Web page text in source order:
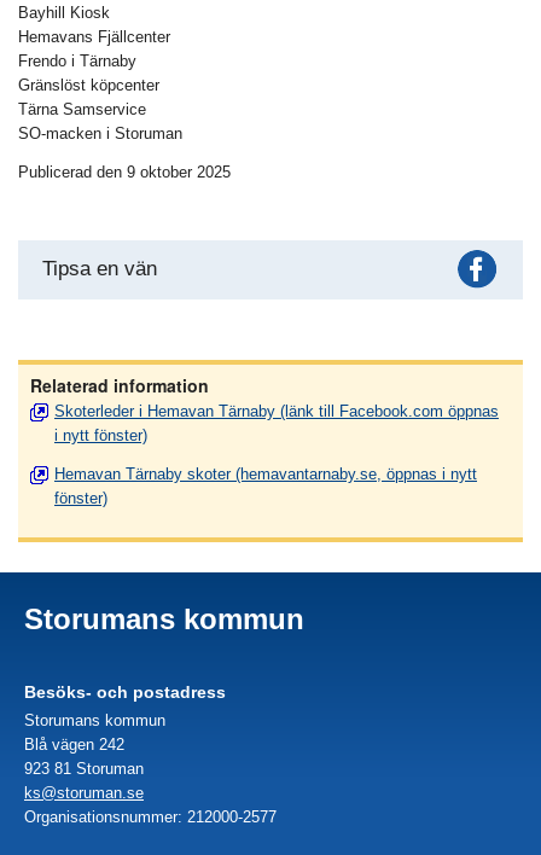
Bayhill Kiosk
Hemavans Fjällcenter
Frendo i Tärnaby
Gränslöst köpcenter
Tärna Samservice
SO-macken i Storuman
Publicerad den 9 oktober 2025
Tipsa en vän
Relaterad information
Skoterleder i Hemavan Tärnaby (länk till Facebook.com öppnas
i nytt fönster)
Hemavan Tärnaby skoter (hemavantarnaby.se, öppnas i nytt
fönster)
Storumans kommun
Besöks- och postadress
Storumans kommun
Blå vägen 242
923 81 Storuman
ks@storuman.se
Organisationsnummer: 212000-2577